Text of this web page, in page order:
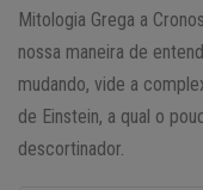
Mitologia Grega a
nossa maneira de
mudando, vide a
de Einstein, a qual o
descortinador.